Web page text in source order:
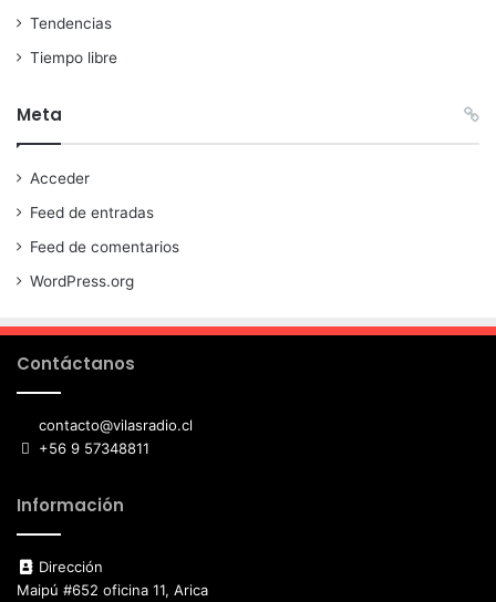
Tendencias
Tiempo libre
Meta
Acceder
Feed de entradas
Feed de comentarios
WordPress.org
Contáctanos
contacto@vilasradio.cl
+56 9 57348811
Información
Dirección
Maipú #652 oficina 11, Arica